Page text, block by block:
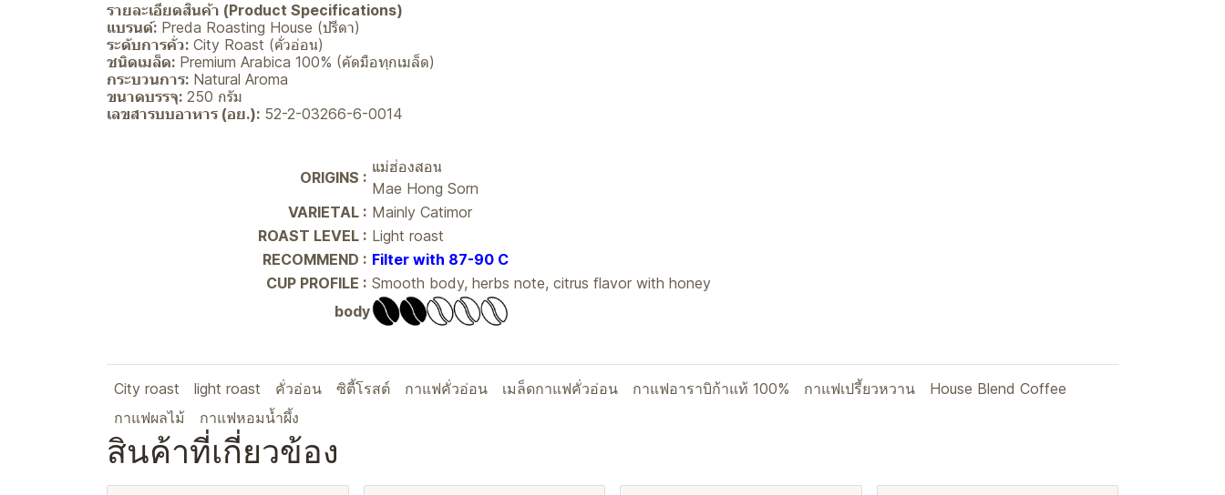
รายละเอียดสินค้า (Product Specifications)
แบรนด์: Preda Roasting House (ปรีดา)
ระดับการคั่ว: City Roast (คั่วอ่อน)
ชนิดเมล็ด: Premium Arabica 100% (คัดมือทุกเมล็ด)
กระบวนการ: Natural Aroma
ขนาดบรรจุ: 250 กรัม
เลขสารบบอาหาร (อย.): 52-2-03266-6-0014
ORIGINS :
แม่ฮ่องสอน
Mae Hong Sorn
VARIETAL : Mainly Catimor
ROAST LEVEL : Light roast
RECOMMEND : Filter with 87-90 C
CUP PROFILE : Smooth body, herbs note, citrus flavor with honey
body
City roast light roast คั่วอ่อน ซิตี้โรสต์ กาแฟคั่วอ่อน เมล็ดกาแฟคั่วอ่อน กาแฟอาราบิก้าแท้ 100% กาแฟเปรี้ยวหวาน
House Blend Coffee
กาแฟผลไม้
กาแฟหอมน้ำผึ้ง
สินค้าที่เกี่ยวข้อง